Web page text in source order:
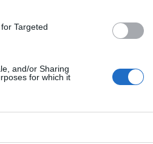
Targeted
and/or Sharing
for which it
ημέρα και